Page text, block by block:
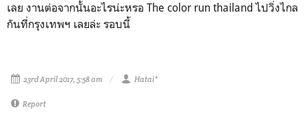
เลย งานต่อจากนั้นอะไรน่ะหรอ The color run thailand ไปวิ่งไกล
กันที่กรุงเทพฯ เลยล่ะ รอบนี้
23rd April 2017, 5:58 am Hatai*
Report